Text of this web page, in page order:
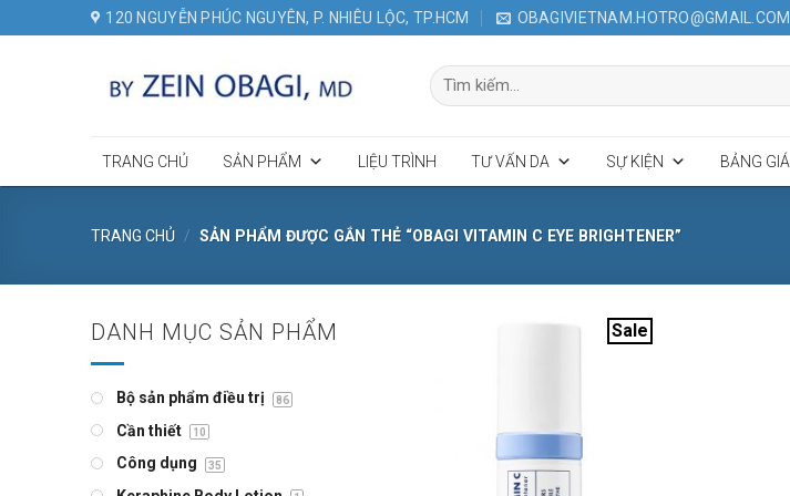
120 NGUYỄN PHÚC NGUYÊN, P. NHIÊU LỘC, TP.HCM OBAGIVIETNAM.HOTRO@GMAIL.COM
Tìm
kiếm:
TRANG CHỦ SẢN PHẨM LIỆU TRÌNH TƯ VẤN DA SỰ KIỆN BẢNG GIÁ
TRANG CHỦ / SẢN PHẨM ĐƯỢC GẮN THẺ “OBAGI VITAMIN C EYE BRIGHTENER”
DANH MỤC SẢN PHẨM
Bộ sản phẩm điều trị 86
Cần thiết 10
Công dụng 35
Sale